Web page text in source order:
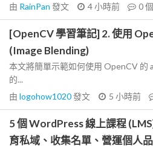
由 RainPan 發文 4 小時前 0
[OpenCV 學習筆記] 2. 使用
(Image Blending)
本文將簡單示範如何使用 OpenCV 的
的...
由 logohow1020發文 5 小時前
5 個 WordPress 線上課程
育私域、收集名單、營運個人